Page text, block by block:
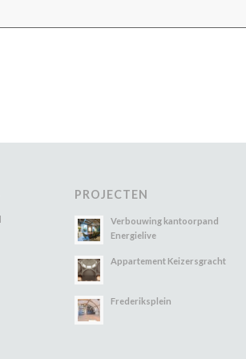
PROJECTEN
Verbouwing kantoorpand
Energielive
Appartement Keizersgracht
Frederiksplein